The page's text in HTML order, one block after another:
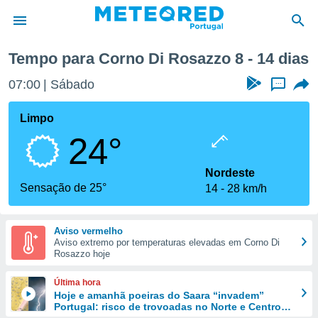
da
foi
fornecidas
a este
das
e
forma
digital
Tempo para Corno Di Rosazzo 8 - 14 dias
07:00 Sábado ...
Limpo
24°
Sensação de 25°
Nordeste
14
28 km/h
Aviso vermelho
Aviso extremo por temperaturas elevadas em Corno Di
Rosazzo hoje
Última hora
Hoje e amanhã poeiras do Saara “invadem”
Portugal: risco de trovoadas no Norte e Centro